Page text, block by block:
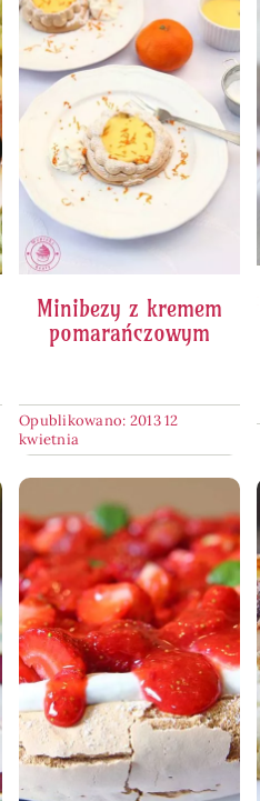
Minibezy z kremem
pomarańczowym
Opublikowano: 2013 12
kwietnia